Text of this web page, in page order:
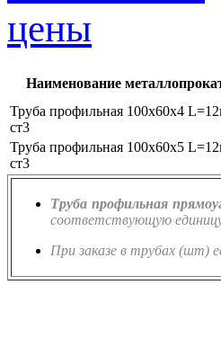
Наименование
Труба профильная 100х60х4
ст3
Труба профильная 100х60х5
ст3
Труба профильная
соответствующую
При заказе в трубах (шт)